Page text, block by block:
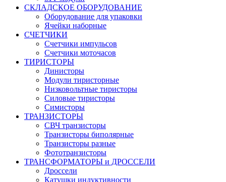
СКЛАДСКОЕ ОБОРУДОВАНИЕ
Оборудование для упаковки
Ячейки наборные
СЧЕТЧИКИ
Счетчики импульсов
Счетчики моточасов
ТИРИСТОРЫ
Динисторы
Модули тиристорные
Низковольтные тиристоры
Силовые тиристоры
Симисторы
ТРАНЗИСТОРЫ
СВЧ транзисторы
Транзисторы биполярные
Транзисторы разные
Фототранзисторы
ТРАНСФОРМАТОРЫ и ДРОССЕЛИ
Дроссели
Катушки индуктивности